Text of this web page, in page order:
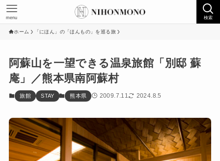
検索
menu
ホーム 「にほん」の「ほんもの」を巡る旅
阿蘇山を一望できる温泉旅館「別邸 蘇
庵」／熊本県南阿蘇村
旅館 STAY 熊本県 2009.7.11 2024.8.5